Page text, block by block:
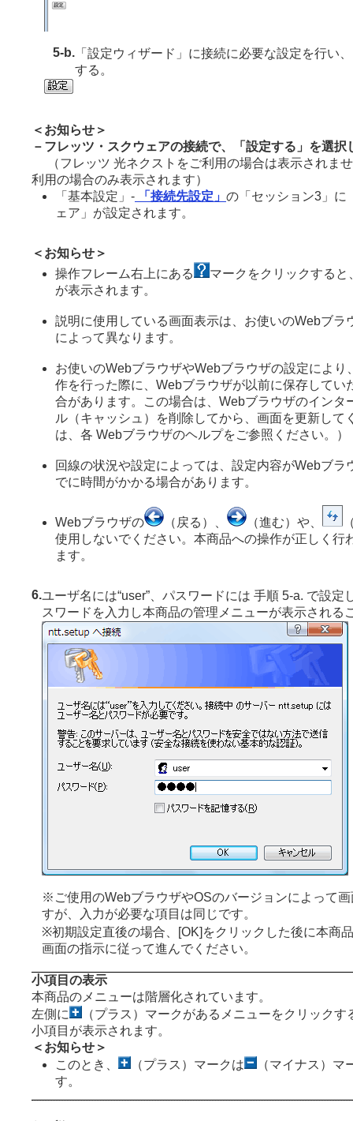
5-b. 「設定ウィザード」に接続に必要な設定を行い
する。
＜お知らせ＞
－フレッツ・スクウェアの接続で、「設定する」を選択
（フレッツ 光ネクストをご利用の場合は表示されま
利用の場合のみ表示されます）
「基本設定」-
「接続先設定」 の「セッション3」に
ェア」が設定されます。
＜お知らせ＞
操作フレーム右上にある
マークをクリックする
が表示されます。
説明に使用している画面表示は、お使いのWebブラ
によって異なります。
お使いのWebブラウザやWebブラウザの設定により
作を行った際に、Webブラウザが以前に保存してい
合があります。この場合は、Webブラウザのインタ
ル（キャッシュ）を削除してから、画面を更新して
は、各 Webブラウザのヘルプをご参照ください。）
回線の状況や設定によっては、設定内容がWebブラ
でに時間がかかる場合があります。
Webブラウザの （戻る）、 （進む）や、
使用しないでください。本商品への操作が正しく行
ます。
6.ユーザ名には“user”、パスワードには 手順 5-a. で設定
スワードを入力し本商品の管理メニューが表示される
※ご使用のWebブラウザやOSのバージョンによって
すが、入力が必要な項目は同じです。
※初期設定直後の場合、[OK]をクリックした後に本商
画面の指示に従って進んでください。
小項目の表示
本商品のメニューは階層化されています。
左側に
（プラス）マークがあるメニューをクリックす
小項目が表示されます。
＜お知らせ＞
このとき、
（プラス）マークは
（マイナス）マ
す。